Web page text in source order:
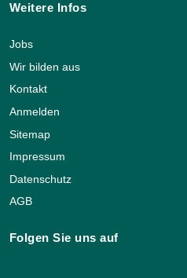
Weitere Infos
Jobs
Wir bilden aus
Kontakt
Anmelden
Sitemap
Impressum
Datenschutz
AGB
Folgen Sie uns auf